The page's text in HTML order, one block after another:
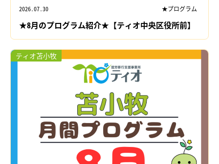
2026.07.30 ★プログラム
★8月のプログラム紹介★【ティオ中央区役所前】
ティオ苫小牧